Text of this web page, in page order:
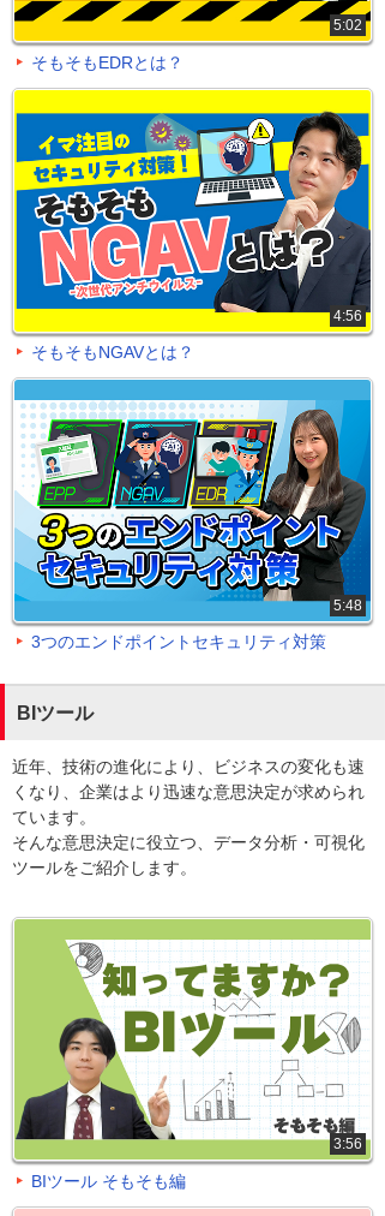
5:02
そもそもEDRとは？
4:56
そもそもNGAVとは？
5:48
3つのエンドポイントセキュリティ対策
BIツール
近年、技術の進化により、ビジネスの変化も速
くなり、企業はより迅速な意思決定が求められ
ています。
そんな意思決定に役立つ、データ分析・可視化
ツールをご紹介します。
3:56
BIツール そもそも編